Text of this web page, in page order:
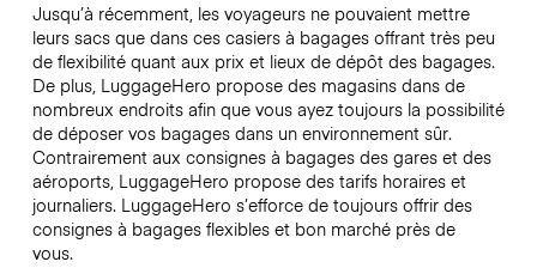
Jusqu’à récemment, les voyageurs ne pouvaient mettre
leurs sacs que dans ces casiers à bagages offrant très peu
de flexibilité quant aux prix et lieux de dépôt des bagages.
De plus, LuggageHero propose des magasins dans de
nombreux endroits afin que vous ayez toujours la possibilité
de déposer vos bagages dans un environnement sûr.
Contrairement aux consignes à bagages des gares et des
aéroports, LuggageHero propose des tarifs horaires et
journaliers. LuggageHero s’efforce de toujours offrir des
consignes à bagages flexibles et bon marché près de
vous.